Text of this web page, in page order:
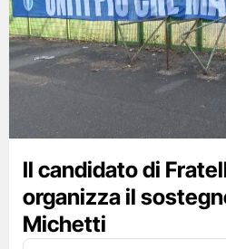
Il candidato di
organizza il
Michetti